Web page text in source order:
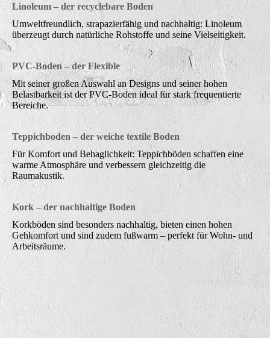
Linoleum – der recyclebare Boden
Umweltfreundlich, strapazierfähig und nachhaltig: Linoleum
überzeugt durch natürliche Rohstoffe und seine Vielseitigkeit.
PVC-Boden – der Flexible
Mit seiner großen Auswahl an Designs und seiner hohen
Belastbarkeit ist der PVC-Boden ideal für stark frequentierte
Bereiche.
Teppichboden – der weiche textile Boden
Für Komfort und Behaglichkeit: Teppichböden schaffen eine
warme Atmosphäre und verbessern gleichzeitig die
Raumakustik.
Kork – der nachhaltige Boden
Korkböden sind besonders nachhaltig, bieten einen hohen
Gehkomfort und sind zudem fußwarm – perfekt für Wohn- und
Arbeitsräume.